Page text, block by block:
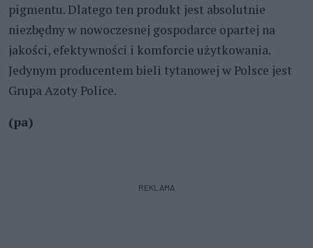
pigmentu. Dlatego ten produkt jest absolutnie
niezbędny w nowoczesnej gospodarce opartej na
jakości, efektywności i komforcie użytkowania.
Jedynym producentem bieli tytanowej w Polsce jest
Grupa Azoty Police.
(pa)
REKLAMA